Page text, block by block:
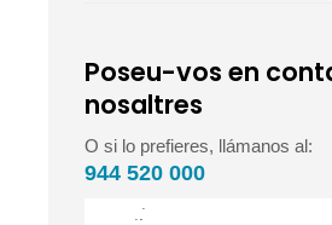
Poseu-vos en
nosaltres
O si lo prefieres, llámanos al:
944 520 000